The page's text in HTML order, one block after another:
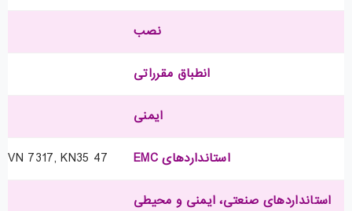
نصب
انطباق مقرراتی
ایمنی
استانداردهای EMC 47 CFR Part 15, CISPR22 Class A, KN 32 Class A, EN 300 386 V1.6.1, EN 55022 Class A, EN 55032 Class A, CISPR 32 Class A, EN61000-3-2, EN61000-3-3, ICES-003 Class A, TCVN 7189 Class A, V-3 Class A, CNS13438 Class A, CISPR24, EN 300 386, EN55024, TCVN 7317, KN35
استانداردهای صنعتی، ایمنی و محیطی